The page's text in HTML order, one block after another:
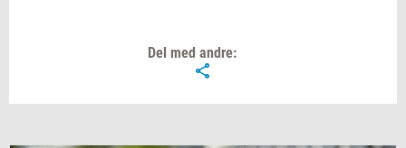
Del med andre: